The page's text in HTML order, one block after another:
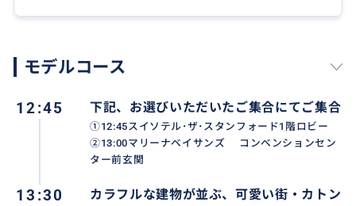
モデルコース
12:45 下記、お選びいただいたご集合にてご集合
①12:45スイソテル･ザ･スタンフォード1階ロビー
②13:00マリーナベイサンズ コンベンションセン
ター前玄関
13:30
カラフルな建物が並ぶ、可愛い街・カトン